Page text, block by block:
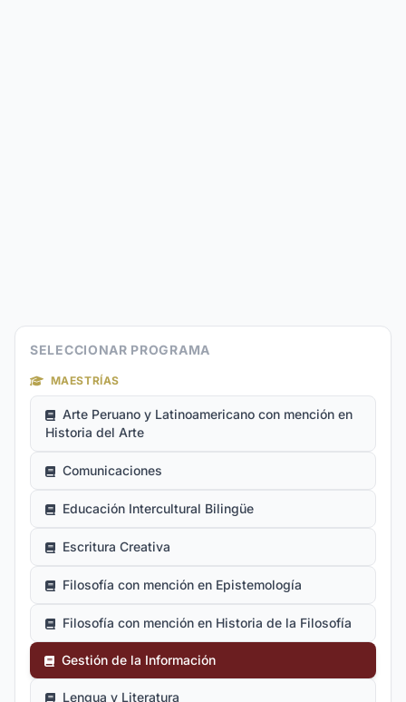
SELECCIONAR PROGRAMA
MAESTRÍAS
Arte Peruano y Latinoamericano con mención en
Historia del Arte
Comunicaciones
Educación Intercultural Bilingüe
Escritura Creativa
Filosofía con mención en Epistemología
Filosofía con mención en Historia de la Filosofía
Gestión de la Información
Lengua y Literatura